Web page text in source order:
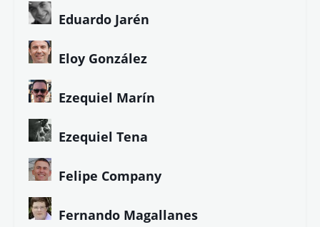
Eduardo Jarén
Eloy González
Ezequiel Marín
Ezequiel Tena
Felipe Company
Fernando Magallanes